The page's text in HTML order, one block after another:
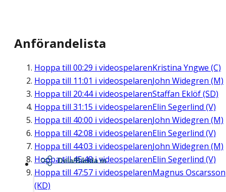
Anförandelista
Hoppa till 00:29 i videospelarenKristina Yngwe (C)
Hoppa till 11:01 i videospelarenJohn Widegren (M)
Hoppa till 20:44i videospelarenStaffan Eklöf (SD)
Hoppa till 31:15 i videospelarenElin Segerlind (V)
Hoppa till 40:00 i videospelarenJohn Widegren (M)
Hoppa till 42:08 i videospelarenElin Segerlind (V)
Hoppa till 44:03 i videospelarenJohn Widegren (M)
Hoppa till45:48i videospelarenElin Segerlind (V)
Hoppa till 47:57 i videospelarenMagnus Oscarsson
(KD)
Dela/Bädda in